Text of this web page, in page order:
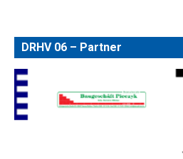
DRHV 06 – Partner